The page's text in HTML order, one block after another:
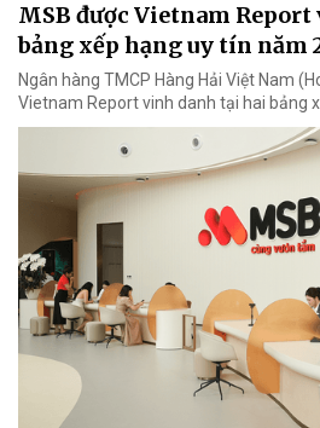
MSB được Vietnam
bảng xếp hạng uy tín năm
Ngân hàng TMCP Hàng Hải Việt Nam
Vietnam Report vinh danh tại hai bảng